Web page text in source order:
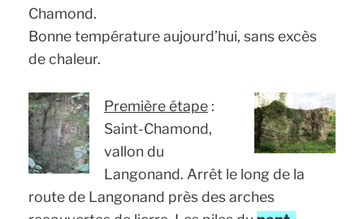
Chamond.
Bonne température aujourd’hui, sans excès
de chaleur.
Première étape:
Saint-Chamond,
vallon du
Langonand. Arrêt le long de la
route de Langonand près des arches